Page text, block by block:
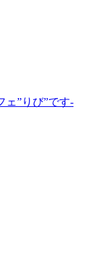
ェ”りび”です-